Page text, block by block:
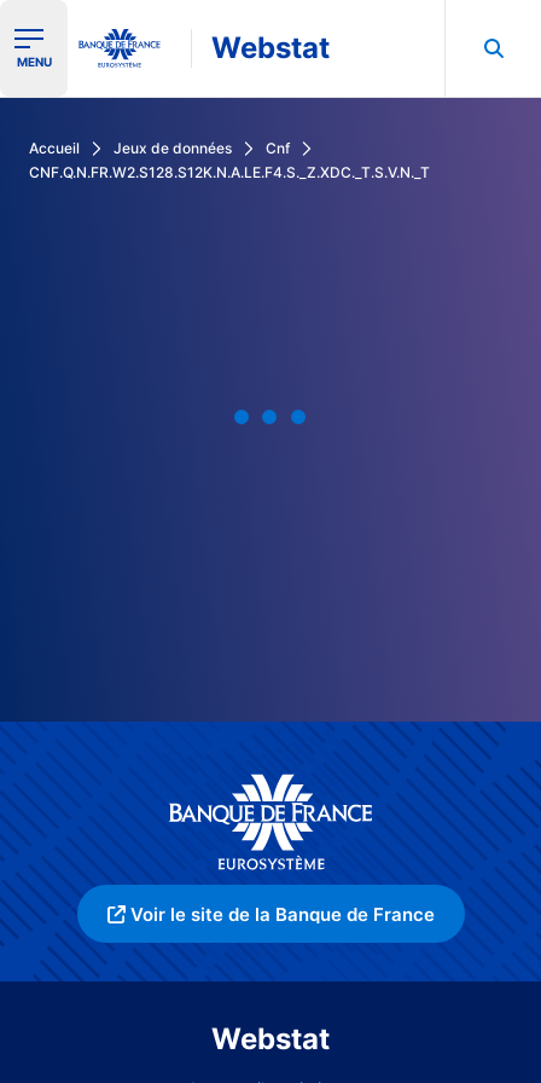
Ouvrir le menu de navigation
MENU Webstat
Accueil Jeux de données
Cnf
CNF.Q.N.FR.W2.S128.S12K.N.A.LE.F4.S._Z.XDC._T.S.V.N._T
Voir le site de la Banque de France
Webstat